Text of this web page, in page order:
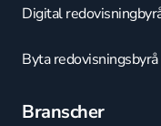
Digital
Byta redovisningsbyrå
Branscher